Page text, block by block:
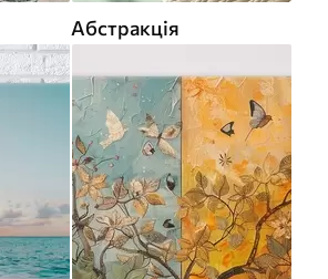
Абстракція